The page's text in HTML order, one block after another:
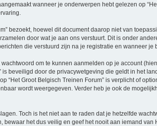
wanneer je onderwerpen hebt gelezen op
bezoekt, hoewel dit document daarop niet van
door wat je aan ons verstuurt. Dit is onder
die verstuurd zijn na je registratie en wanneer je
om te kunnen aanmelden op je account
beveiligd door de privacywetgeving die geldt in het
Groot Belgisch Treinen Forum” is verplicht of
wordt weergegeven. Verder heb je ook de
Toch is het niet aan te raden dat je hetzelfde
het dus veilig en geef het nooit aan iemand van